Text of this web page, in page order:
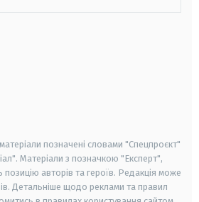
позначені словами "Спецпроєкт"
Матеріали з позначкою "Експерт",
авторів та героїв. Редакція може
Детальніше щодо реклами та правил